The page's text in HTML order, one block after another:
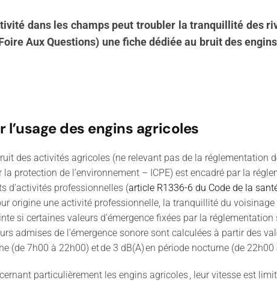
dans les champs peut troubler la tranquillité des
Aux Questions) une fiche dédiée au bruit des
l’usage des engins agricoles
des activités agricoles (ne relevant pas de la réglementation
la protection de l’environnement – ICPE) est encadré par la
d’activités professionnelles (article R1336-6 du Code de la
origine une activité professionnelle, la tranquillité du
si certaines valeurs d'émergence fixées par la réglementation
admises de l'émergence sonore sont calculées à partir des
(de 7h00 à 22h00) et de 3 dB(A) en période nocturne (de 22h00
particulièrement les engins agricoles , leur vitesse est